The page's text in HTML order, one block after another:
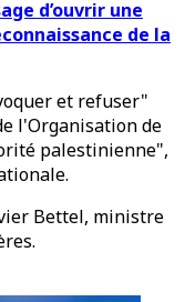
d’ouvrir une
de la
et refuser"
l'Organisation de
palestinienne",
Bettel, ministre